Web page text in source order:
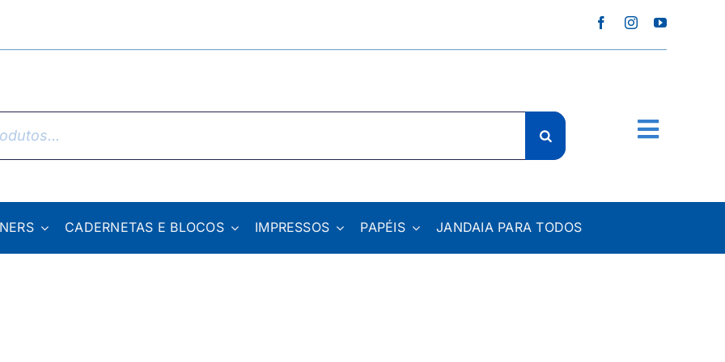
CADERNETAS E BLOCOS IMPRESSOS PAPÉIS JANDAIA PARA TODOS